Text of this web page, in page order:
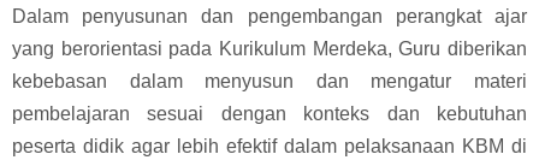
Dalam penyusunan dan pengembangan perangkat ajar
yang berorientasi pada Kurikulum Merdeka, Guru diberikan
kebebasan dalam menyusun dan mengatur materi
pembelajaran sesuai dengan konteks dan kebutuhan
peserta didik agar lebih efektif dalam pelaksanaan KBM di